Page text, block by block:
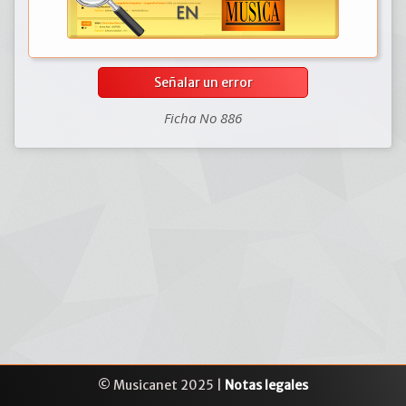
Señalar un error
Ficha No 886
© Musicanet 2025 | Notas legales